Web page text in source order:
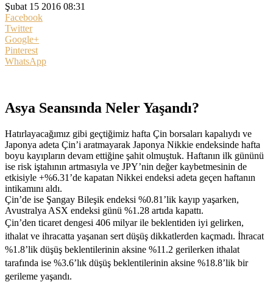
Şubat 15 2016 08:31
Facebook
Twitter
Google+
Pinterest
WhatsApp
Asya Seansında Neler Yaşandı?
Hatırlayacağımız gibi geçtiğimiz hafta Çin borsaları kapalıydı ve
Japonya adeta Çin’i aratmayarak Japonya Nikkie endeksinde hafta
boyu kayıpların devam ettiğine şahit olmuştuk. Haftanın ilk gününü
ise risk iştahının artmasıyla ve JPY’nin değer kaybetmesinin de
etkisiyle +%6.31’de kapatan Nikkei endeksi adeta geçen haftanın
intikamını aldı.
Çin’de ise Şangay Bileşik endeksi %0.81’lik kayıp yaşarken,
Avustralya ASX endeksi günü %1.28 artıda kapattı.
Çin’den ticaret dengesi 406 milyar ile beklentiden iyi gelirken,
ithalat ve ihracatta yaşanan sert düşüş dikkatlerden kaçmadı. İhracat
%1.8’lik düşüş beklentilerinin aksine %11.2 gerilerken ithalat
tarafında ise %3.6’lık düşüş beklentilerinin aksine %18.8’lik bir
gerileme yaşandı.